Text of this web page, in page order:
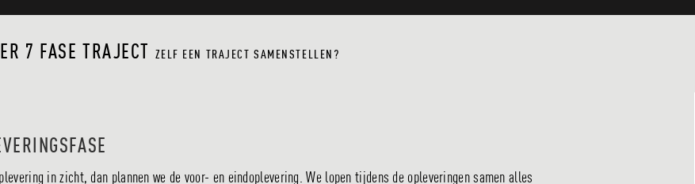
7 FASE TRAJECT ZELF EEN TRAJECT SAMENSTELLEN?
in zicht, dan plannen we de voor- en eindoplevering. We lopen tijdens de opleveringen samen alles